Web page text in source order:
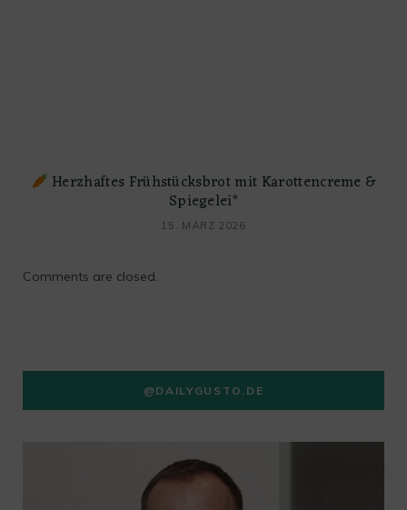
Herzhaftes Frühstücksbrot mit Karottencreme &
Spiegelei*
15. MÄRZ 2026
Comments are closed.
@DAILYGUSTO.DE